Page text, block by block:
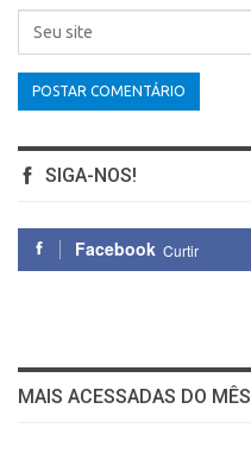
SIGA-NOS!
Facebook Curtir
MAIS ACESSADAS DO MÊS